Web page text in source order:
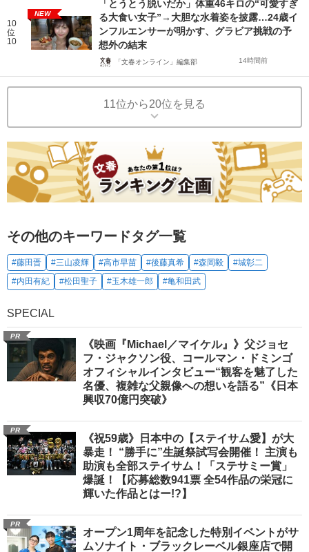
10
位
10
NEW
「とうとう脱いだか」体重46キロの“可愛すぎ
る大食い女子”→大胆な水着姿を披露…24歳イ
ンフルエンサーが明かす、グラビア挑戦の予
想外の結末
「文春オンライン」編集部 14時間前
11位から20位を見る
その他のキーワードタグ一覧
#藤田晋 #三山凌輝 #高市早苗 #後藤真希 #森岡毅
#城彰二
#内田有紀
#松田聖子 #玉木雄一郎 #亀和田武
SPECIAL
PR
《映画『Michael／マイケル』》父ジョセ
フ・ジャクソン役、コールマン・ドミンゴ
オフィシャルインタビュー“観客を魅了した
名優、複雑な父親像への想いを語る”《日本
興収70億円突破》
PR
《祝59歳》日本中の【ステイサム愛】が大
暴走！ “勝手に”生誕祭試写会開催！ 主演も
助演も全部ステイサム！「ステサミー賞」
爆誕！【応募総数941票 全54作品の栄冠に
輝いた作品とはー!?】
PR
オープン1周年を記念した特別イベントがサ
ムソナイト・ブラックレーベル銀座店で開